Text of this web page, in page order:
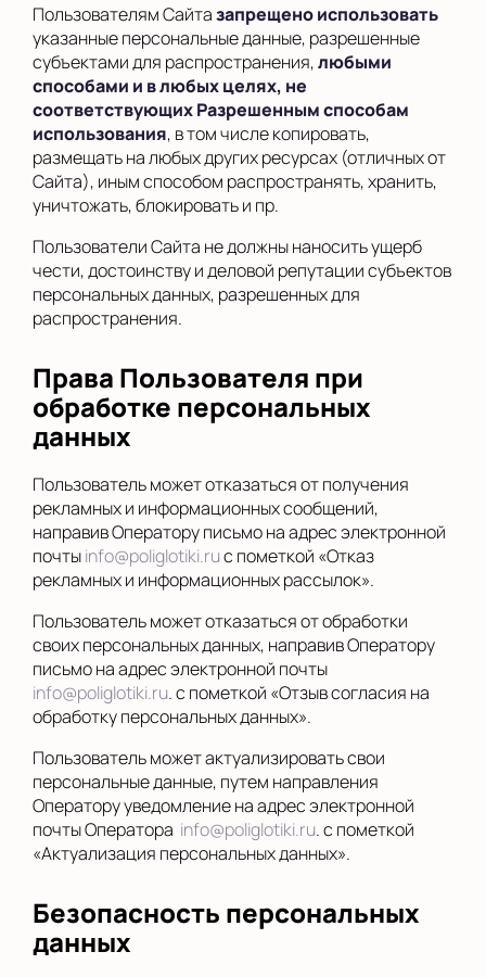
Пользователям Сайтазапрещено использовать
указанные персональные данные, разрешенные
субъектами для распространения,любыми
способами и в любых целях, не
соответствующих Разрешенным способам
использования, в том числе копировать,
размещать на любых других ресурсах (отличных от
Сайта), иным способом распространять, хранить,
уничтожать, блокировать и пр.
Пользователи Сайта не должны наносить ущерб
чести, достоинству и деловой репутации субъектов
персональных данных, разрешенных для
распространения.
Права Пользователя при
обработке персональных
данных
Пользователь может отказаться от получения
рекламных и информационных сообщений,
направив Оператору письмо на адрес электронной
почтыinfo@poliglotiki.ruс пометкой «Отказ
рекламных и информационных рассылок».
Пользователь может отказаться от обработки
своих персональных данных, направив Оператору
письмо на адрес электронной почты
info@poliglotiki.ru. с пометкой «Отзыв согласия на
обработку персональных данных».
Пользователь может актуализировать свои
персональные данные, путем направления
Оператору уведомление на адрес электронной
почты Оператора info@poliglotiki.ru. с пометкой
«Актуализация персональных данных».
Безопасность персональных
данных